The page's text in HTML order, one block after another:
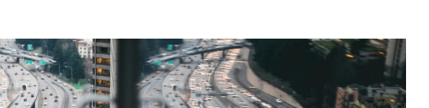
Mehr lesen